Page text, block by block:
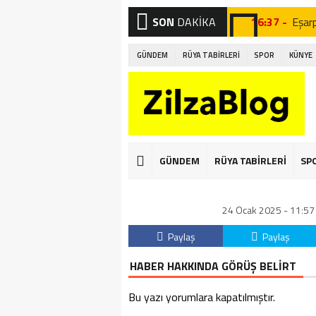
SON DAKİKA 16:37 -
16:24 -
Fizik
16:04 -
16:02 -
15:57 -
15:52 -
00:53 -
22:31 -
21:05 -
GÜNDEM RÜYA TABİRLERİ SPOR KÜNYE
GÜNDEM RÜYA TABİRLERİ
24 Ocak 2025 -
Paylaş
Paylaş
HABER HAKKINDA GÖRÜŞ BELİRT
Bu yazı yorumlara kapatılmıştır.